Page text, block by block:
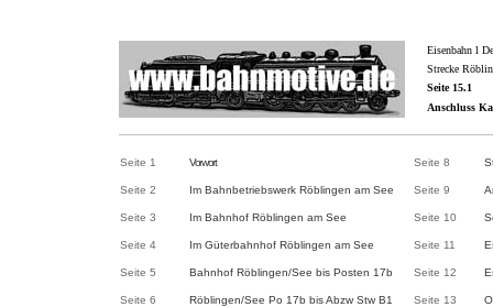
Eisenbahn l
Strecke
Seite 15.1
Anschluss
Seite 1 Vorwort Seite 8
Seite 2 Im Bahnbetriebswerk Röblingen am See Seite 9
Seite 3 Im Bahnhof Röblingen am See Seite 10
Seite 4 Im Güterbahnhof Röblingen am See Seite 11
Seite 5 Bahnhof Röblingen/See bis Posten 17b Seite 12
Seite 6 Röblingen/See Po 17b bis Abzw Stw B1 Seite 13